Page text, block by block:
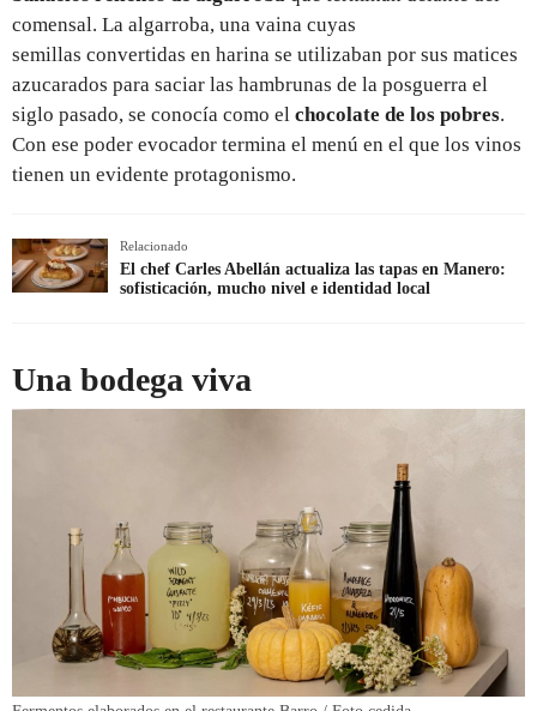
comensal. La algarroba, una vaina cuyas
semillas convertidas en harina se utilizaban por sus matices
azucarados para saciar las hambrunas de la posguerra el
siglo pasado, se conocía como el chocolate de los pobres.
Con ese poder evocador termina el menú en el que los vinos
tienen un evidente protagonismo.
Relacionado
El chef Carles Abellán actualiza las tapas en Manero:
sofisticación, mucho nivel e identidad local
Una bodega viva